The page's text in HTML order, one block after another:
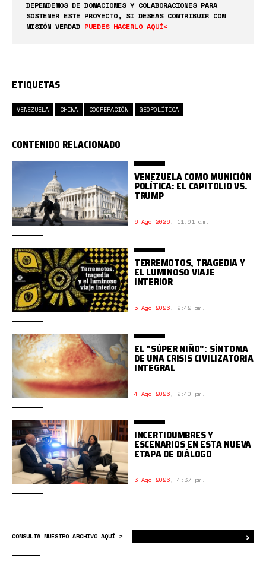
DEPENDEMOS DE DONACIONES Y COLABORACIONES PARA
SOSTENER ESTE PROYECTO, SI DESEAS CONTRIBUIR CON
MISIÓN VERDAD PUEDES HACERLO AQUÍ<
ETIQUETAS
VENEZUELA CHINA COOPERACIÓN GEOPOLÍTICA
CONTENIDO RELACIONADO
VENEZUELA COMO MUNICIÓN
POLÍTICA: EL CAPITOLIO VS.
TRUMP
6 Ago 2026, 11:01 am.
TERREMOTOS, TRAGEDIA Y
EL LUMINOSO VIAJE
INTERIOR
5 Ago 2026, 9:42 am.
EL "SÚPER NIÑO": SÍNTOMA
DE UNA CRISIS CIVILIZATORIA
INTEGRAL
4 Ago 2026, 2:40 pm.
INCERTIDUMBRES Y
ESCENARIOS EN ESTA NUEVA
ETAPA DE DIÁLOGO
3 Ago 2026, 4:37 pm.
CONSULTA NUESTRO ARCHIVO AQUÍ > ›